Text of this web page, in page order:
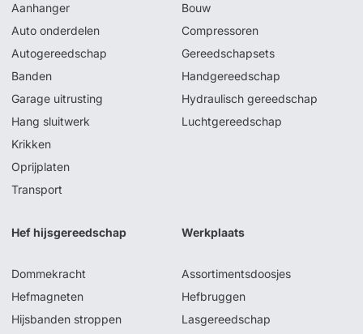
Aanhanger
Auto onderdelen
Autogereedschap
Banden
Garage uitrusting
Hang sluitwerk
Krikken
Oprijplaten
Transport
Bouw
Compressoren
Gereedschapsets
Handgereedschap
Hydraulisch gereedschap
Luchtgereedschap
Hef hijsgereedschap
Dommekracht
Hefmagneten
Hijsbanden stroppen
Werkplaats
Assortimentsdoosjes
Hefbruggen
Lasgereedschap